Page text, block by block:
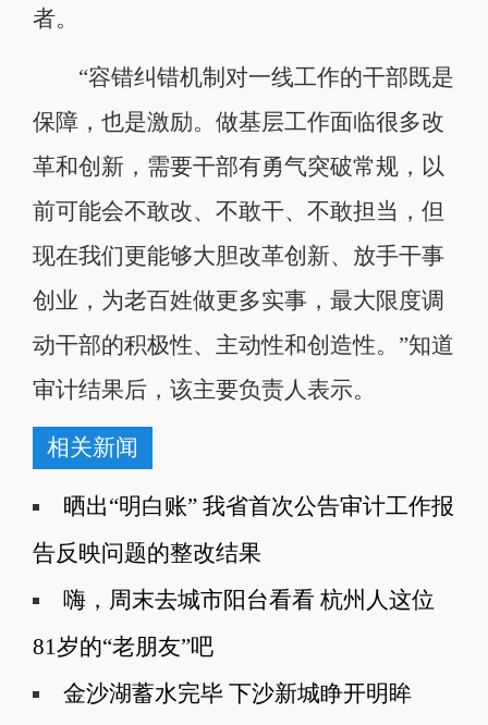
者。
“容错纠错机制对一线工作的干部既是
保障，也是激励。做基层工作面临很多改
革和创新，需要干部有勇气突破常规，以
前可能会不敢改、不敢干、不敢担当，但
现在我们更能够大胆改革创新、放手干事
创业，为老百姓做更多实事，最大限度调
动干部的积极性、主动性和创造性。”知道
审计结果后，该主要负责人表示。
相关新闻
晒出“明白账” 我省首次公告审计工作报
告反映问题的整改结果
嗨，周末去城市阳台看看 杭州人这位
81岁的“老朋友”吧
金沙湖蓄水完毕 下沙新城睁开明眸